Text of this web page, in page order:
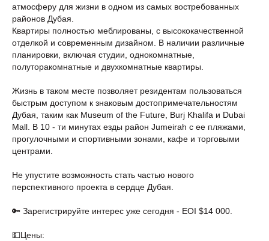
атмосферу для жизни в одном из самых востребованных
районов Дубая.
Квартиры полностью меблированы, с высококачественной
отделкой и современным дизайном. В наличии различные
планировки, включая студии, однокомнатные,
полуторакомнатные и двухкомнатные квартиры.
Жизнь в таком месте позволяет резидентам пользоваться
быстрым доступом к знаковым достопримечательностям
Дубая, таким как Museum of the Future, Burj Khalifa и Dubai
Mall. В 10 - ти минутах езды район Jumeirah с ее пляжами,
прогулочными и спортивными зонами, кафе и торговыми
центрами.
Не упустите возможность стать частью нового
перспективного проекта в сердце Дубая.
🔑 Зарегистрируйте интерес уже сегодня - EOI $14 000.
💵Цены: